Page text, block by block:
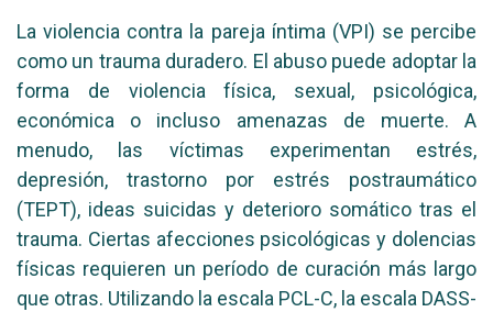
La violencia contra la pareja íntima (VPI) se percibe
como un trauma duradero. El abuso puede adoptar la
forma de violencia física, sexual, psicológica,
económica o incluso amenazas de muerte. A
menudo, las víctimas experimentan estrés,
depresión, trastorno por estrés postraumático
(TEPT), ideas suicidas y deterioro somático tras el
trauma. Ciertas afecciones psicológicas y dolencias
físicas requieren un período de curación más largo
que otras. Utilizando la escala PCL-C, la escala DASS-